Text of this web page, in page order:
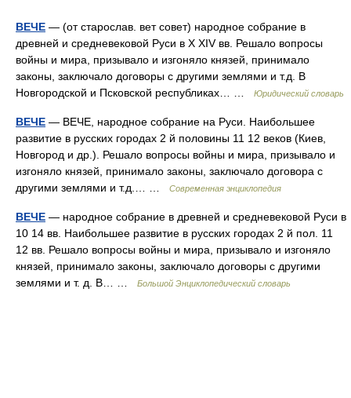
ВЕЧЕ — (от старослав. вет совет) народное собрание в
древней и средневековой Руси в X XIV вв. Решало вопросы
войны и мира, призывало и изгоняло князей, принимало
законы, заключало договоры с другими землями и т.д. В
Новгородской и Псковской республиках… …
Юридический словарь
ВЕЧЕ — ВЕЧЕ, народное собрание на Руси. Наибольшее
развитие в русских городах 2 й половины 11 12 веков (Киев,
Новгород и др.). Решало вопросы войны и мира, призывало и
изгоняло князей, принимало законы, заключало договора с
другими землями и т.д.… …
Современная энциклопедия
ВЕЧЕ — народное собрание в древней и средневековой Руси в
10 14 вв. Наибольшее развитие в русских городах 2 й пол. 11
12 вв. Решало вопросы войны и мира, призывало и изгоняло
князей, принимало законы, заключало договоры с другими
землями и т. д. В… …
Большой Энциклопедический словарь